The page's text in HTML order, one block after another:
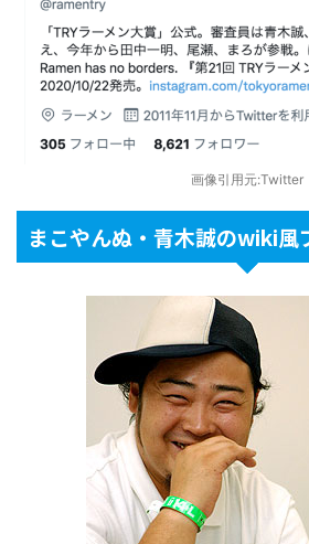
画像引用元:Twitter
まこやんぬ・青木誠のwiki風